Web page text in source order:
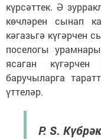
күрсәттек. Ә
көчләрен сынап
кәгазьгә күгәрчен
поселогы
ясаган
баручыларга
үттеләр.
P. S.